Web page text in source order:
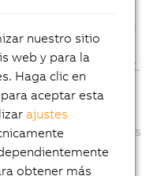
se realiza mediante
los cables de señal
del
de la red POWERLINK.
eficaz permite
directamente en la
solo los módulos
alta potencia y otros
Esto hace
nuestro sitio
web y para la
Haga clic en
aceptar esta
ajustes
obtener más